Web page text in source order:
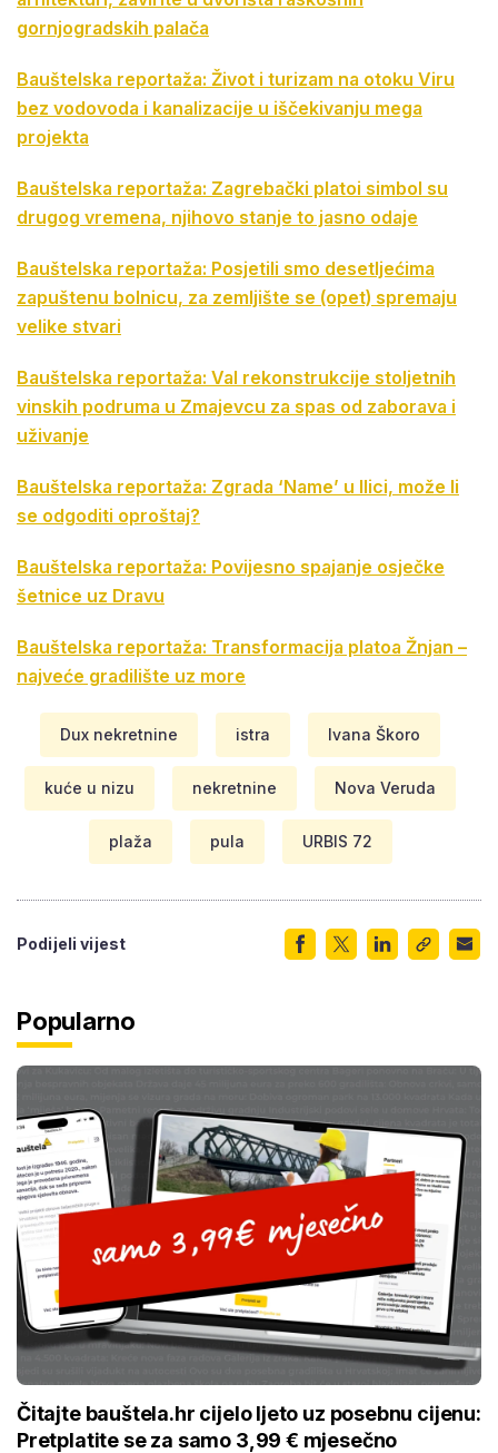
gornjogradskih palača
Bauštelska reportaža: Život i turizam na otoku Viru
bez vodovoda i kanalizacije u iščekivanju mega
projekta
Bauštelska reportaža: Zagrebački platoi simbol su
drugog vremena, njihovo stanje to jasno odaje
Bauštelska reportaža: Posjetili smo desetljećima
zapuštenu bolnicu, za zemljište se (opet) spremaju
velike stvari
Bauštelska reportaža: Val rekonstrukcije stoljetnih
vinskih podruma u Zmajevcu za spas od zaborava i
uživanje
Bauštelska reportaža: Zgrada ‘Name’ u Ilici, može li
se odgoditi oproštaj?
Bauštelska reportaža: Povijesno spajanje osječke
šetnice uz Dravu
Bauštelska reportaža: Transformacija platoa Žnjan –
najveće gradilište uz more
Dux nekretnine istra Ivana Škoro
kuće u nizu nekretnine Nova Veruda
plaža pula URBIS 72
Podijeli vijest
Popularno
Čitajte bauštela.hr cijelo ljeto uz posebnu cijenu:
Pretplatite se za samo 3,99 € mjesečno